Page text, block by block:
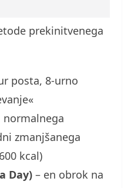
prekinitvenega
posta, 8-urno
normalnega
zmanjšanega
kcal)
Day) – en obrok na